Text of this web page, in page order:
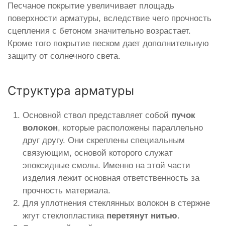
Песчаное покрытие увеличивает площадь
поверхности арматуры, вследствие чего прочность
сцепления с бетоном значительно возрастает.
Кроме того покрытие песком дает дополнительную
защиту от солнечного света.
Структура арматуры
Основной ствол представляет собой пучок
волокон, которые расположены параллельно
друг другу. Они скреплены специальным
связующим, основой которого служат
эпоксидные смолы. Именно на этой части
изделия лежит основная ответственность за
прочность материала.
Для уплотнения стеклянных волокон в стержне
жгут стеклопластика перетянут нитью.